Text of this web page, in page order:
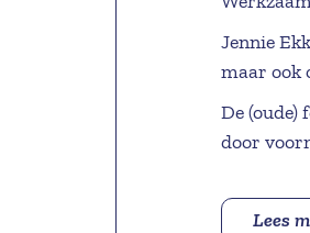
Jennie
maar ook
De (oude)
door
zover de
Lees